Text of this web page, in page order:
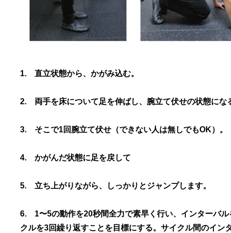
1. 直立状態から、かがみ込む。
2. 両手を床について足を伸ばし、腕立て伏せの状態にな
3. そこで1回腕立て伏せ（できない人は無しでもOK）。
4. かがんだ状態に足を戻して
5. 立ち上がりながら、しっかりとジャンプします。
6. 1〜5の動作を20秒間全力で素早く行い、インターバ
クルを3回繰り返すことを目標にする。サイクル間のイン